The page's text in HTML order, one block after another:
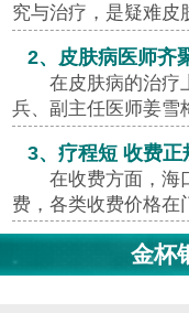
究与治疗，是疑难皮
2、皮肤病医师齐
在皮肤病的治疗
兵、副主任医师姜雪
3、疗程短 收费正
在收费方面，海
费，各类收费价格在
金杯